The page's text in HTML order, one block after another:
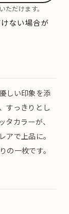
ただけます。
ない場合が
しい印象を添
すっきりとし
カラーが、
で上品に。
一枚です。